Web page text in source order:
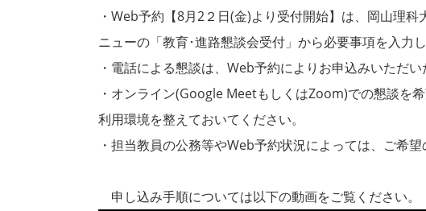
・Web予約【8月2２日(金)より受付開始】は、岡山理
ニューの「教育･進路懇談会受付」から必要事項を入力し
・電話による懇談は、Web予約によりお申込みいただ
・オンライン(Google MeetもしくはZoom)での懇談を
利用環境を整えておいてください。
・担当教員の公務等やWeb予約状況によっては、ご希
申し込み手順については以下の動画をご覧ください。